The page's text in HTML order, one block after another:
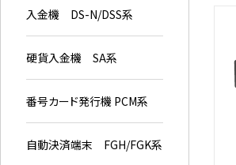
入金機 DS-N/DSS系
硬貨入金機 SA系
番号カード発行機 PCM系
自動決済端末 FGH/FGK系